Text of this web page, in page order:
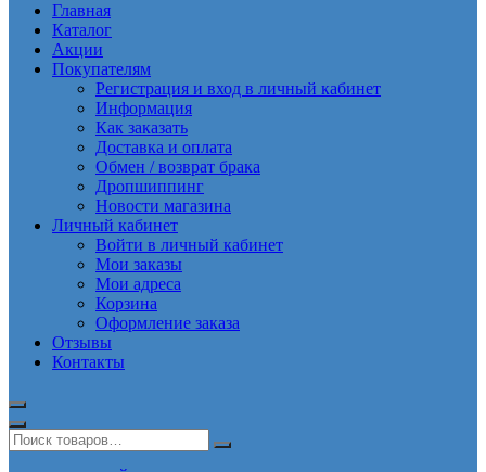
Главная
Каталог
Акции
Покупателям
Регистрация и вход в личный кабинет
Информация
Как заказать
Доставка и оплата
Обмен / возврат брака
Дропшиппинг
Новости магазина
Личный кабинет
Войти в личный кабинет
Мои заказы
Мои адреса
Корзина
Оформление заказа
Отзывы
Контакты